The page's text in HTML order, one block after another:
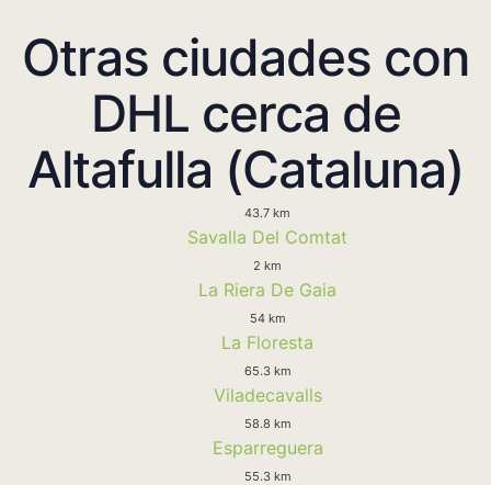
Otras ciudades con
DHL cerca de
Altafulla (Cataluna)
43.7 km
Savalla Del Comtat
2 km
La Riera De Gaia
54 km
La Floresta
65.3 km
Viladecavalls
58.8 km
Esparreguera
55.3 km